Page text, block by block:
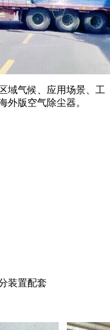
域气候、应用场景、工
外版空气除尘器。
装置配套